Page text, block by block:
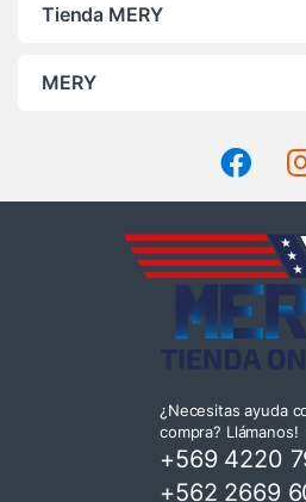
Tienda MERY
MERY
¿Necesitas ayuda
compra? Llámanos!
+569 4220
+562 2669